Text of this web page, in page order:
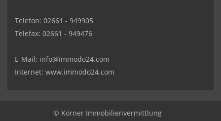
Telefon: 02661 - 949905
Telefax: 02661 - 949476
E-Mail: info@immodo24.com
Internet: www.immodo24.com
© Körner Immobilienvermittlung